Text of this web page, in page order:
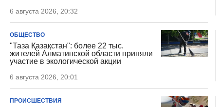
6 августа 2026, 20:32
ОБЩЕСТВО
"Таза Қазақстан": более 22 тыс.
жителей Алматинской области приняли
участие в экологической акции
6 августа 2026, 20:01
ПРОИСШЕСТВИЯ